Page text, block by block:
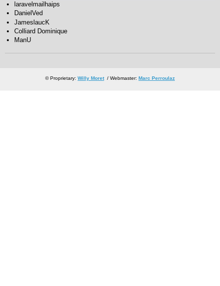
laravelmailhaips
DanielVed
JameslaucK
Colliard Dominique
ManU
© Proprietary: Willy Moret/ Webmaster: Marc Perroulaz